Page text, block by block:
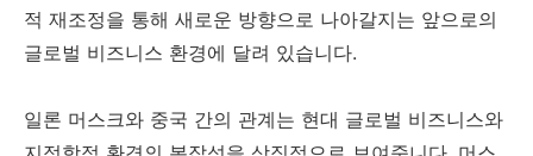
적 재조정을 통해 새로운 방향으로 나아갈지는 앞으로의
글로벌 비즈니스 환경에 달려 있습니다.
일론 머스크와 중국 간의 관계는 현대 글로벌 비즈니스와